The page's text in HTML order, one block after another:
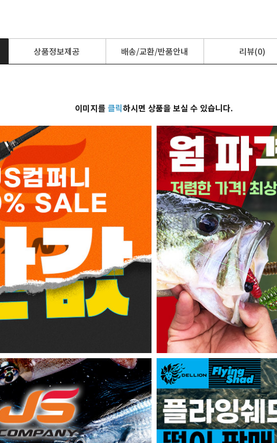
상품정보제공 배송/교환/반품안내 리뷰(0)
이미지를 클릭하시면 상품을 보실 수 있습니다.